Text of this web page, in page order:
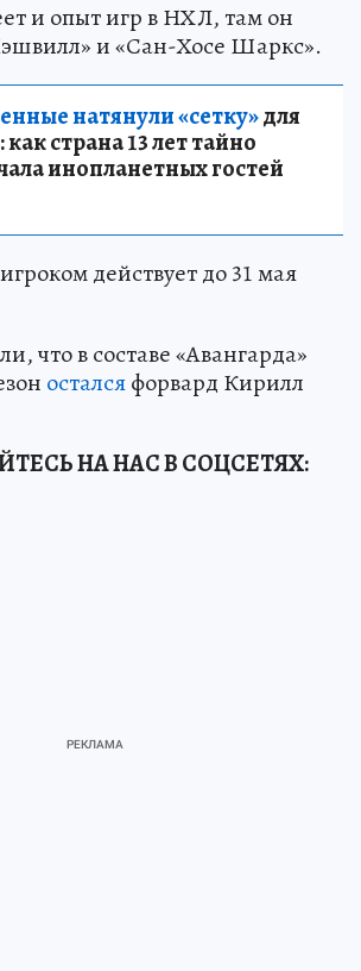
и опыт игр в НХЛ, там он
и «Сан-Хосе Шаркс».
натянули «сетку»для
страна 13 лет тайно
инопланетных гостей
действует до 31 мая
что в составе «Авангарда»
осталсяфорвард Кирилл
НА НАС В СОЦСЕТЯХ: